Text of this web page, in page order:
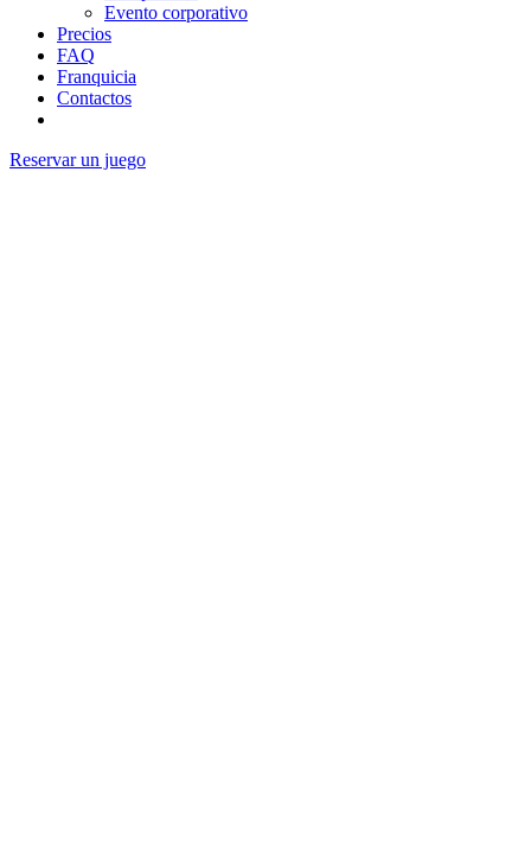
Evento corporativo
Precios
FAQ
Franquicia
Contactos
Reservar un juego